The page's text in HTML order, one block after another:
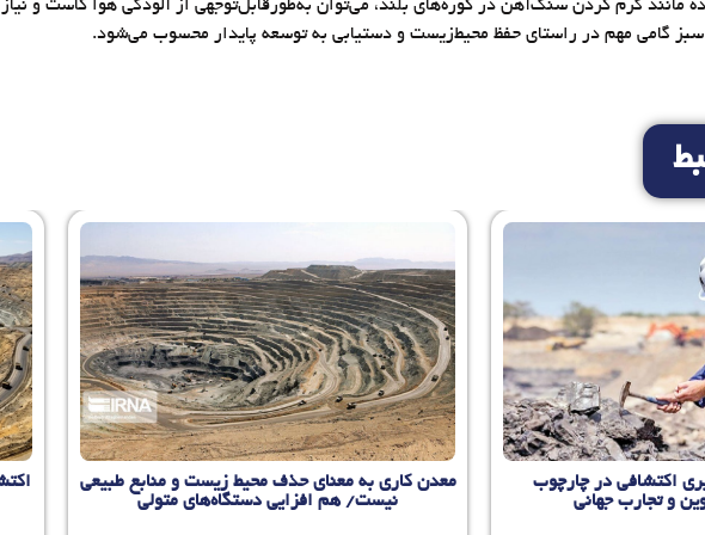
مانند گرم کردن سنگ‌آهن در کوره‌های بلند، می‌توان به‌طورقابل‌توجهی از آلودگی هوا کاست و
سبز گامی مهم در راستای حفظ محیط‌زیست و دستیابی به توسعه پایدار محسوب می‌شود.
حذف محیط زیست و منابع طبیعی
دستگاه‌های متولی
اکتشاف معدنی با مشارکت بخش خصوصی وارد مسیر
تازه می‌شود